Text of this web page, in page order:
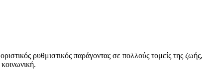
ρυθμιστικός παράγοντας σε πολλούς τομείς της ζωής,